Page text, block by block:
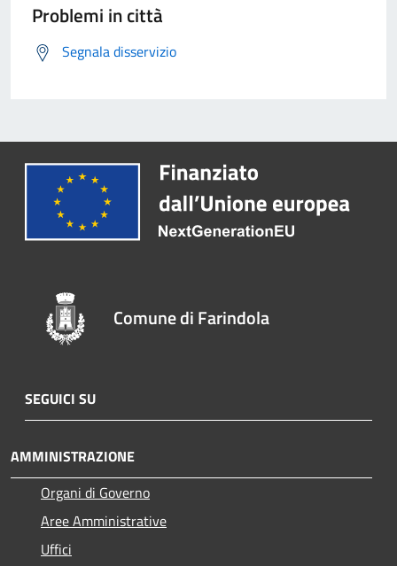
Problemi in città
Segnala disservizio
Comune di Farindola
SEGUICI SU
AMMINISTRAZIONE
Organi di Governo
Aree Amministrative
Uffici